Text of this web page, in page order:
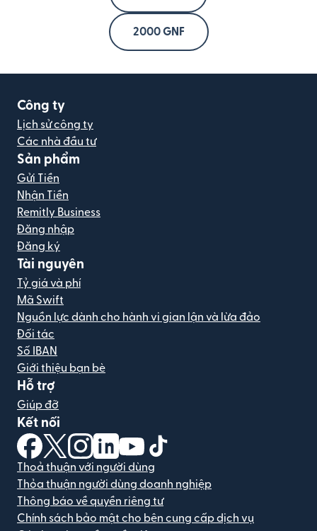
2000 GNF
Công ty
Lịch sử công ty
Các nhà đầu tư
Sản phẩm
Gửi Tiền
Nhận Tiền
Remitly Business
Đăng nhập
Đăng ký
Tài nguyên
Tỷ giá và phí
Mã Swift
Nguồn lực dành cho hành vi gian lận và lừa đảo
Đối tác
Số IBAN
Giới thiệu bạn bè
Hỗ trợ
Giúp đỡ
Kết nối
(mở trong cửa sổ mới)
(mở trong cửa sổ mới)
(mở trong cửa sổ mới)
(mở trong cửa sổ mới)
(mở trong cửa sổ mới)
Thoả thuận với người dùng
Thỏa thuận người dùng doanh nghiệp
Thông báo về quyền riêng tư
Chính sách bảo mật cho bên cung cấp dịch vụ